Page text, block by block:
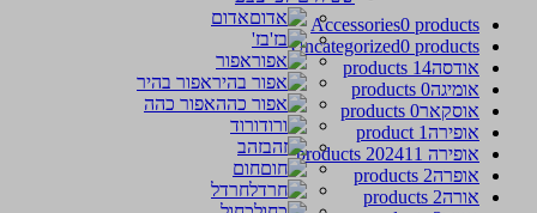
אדום
בז'
אפור
אפור בהיר
אפור כהה
ורוד
זהב
חום
חרדל
Accessories0 products
Uncategorized0 products
אודסה14 products
אומיגה0 products
אוסקאר0 products
אופירה1 product
אופירה 2024 11 products
אופרה2 products
אורה2 products